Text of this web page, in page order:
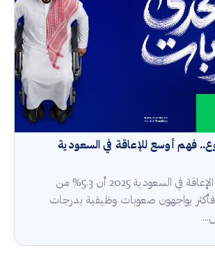
فهم أوسع للإعاقة في السعودية
تكشف إحصاءات الإعاقة في السعودية 2025 أن 5.3% من
سنوات فأكثر يواجهون صعوبات وظيفية بدرجات